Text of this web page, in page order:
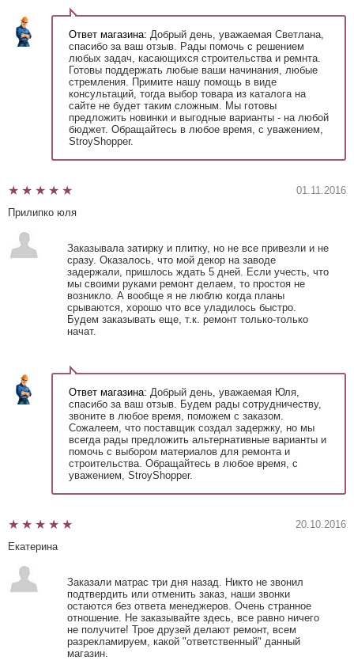
Ответ магазина: Добрый день, уважаемая Светлана,
спасибо за ваш отзыв. Рады помочь с решением
любых задач, касающихся строительства и ремнта.
Готовы поддержать любые ваши начинания, любые
стремления. Примите нашу помощь в виде
консультаций, тогда выбор товара из каталога на
сайте не будет таким сложным. Мы готовы
предложить новинки и выгодные варианты - на любой
бюджет. Обращайтесь в любое время, с уважением,
StroyShopper.
Прилипко юля
01.11.2016
Заказывала затирку и плитку, но не все привезли и не
сразу. Оказалось, что мой декор на заводе
задержали, пришлось ждать 5 дней. Если учесть, что
мы своими руками ремонт делаем, то простоя не
возникло. А вообще я не люблю когда планы
срываются, хорошо что все уладилось быстро.
Будем заказывать еще, т.к. ремонт только-только
начат.
Ответ магазина: Добрый день, уважаемая Юля,
спасибо за ваш отзыв. Будем рады сотрудничеству,
звоните в любое время, поможем с заказом.
Сожалеем, что поставщик создал задержку, но мы
всегда рады предложить альтернативные варианты и
помочь с выбором материалов для ремонта и
строительства. Обращайтесь в любое время, с
уважением, StroyShopper.
Екатерина
20.10.2016
Заказали матрас три дня назад. Никто не звонил
подтвердить или отменить заказ, наши звонки
остаются без ответа менеджеров. Очень странное
отношение. Не заказывайте здесь, все равно ничего
не получите! Трое друзей делают ремонт, всем
разрекламируем, какой "ответственный" данный
магазин.